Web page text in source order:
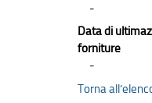
-
Data di
forniture
-
Torna